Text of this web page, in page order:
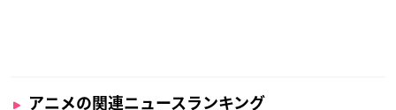
アニメの関連ニュースランキング